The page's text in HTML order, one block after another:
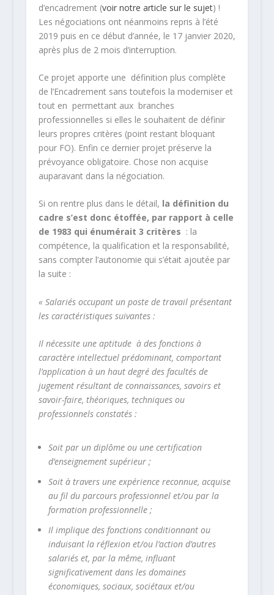
d’encadrement (voir notre article sur le sujet) !
Les négociations ont néanmoins repris à l’été
2019 puis en ce début d’année, le 17 janvier 2020,
après plus de 2 mois d’interruption.
Ce projet apporte une définition plus complète
de l’Encadrement sans toutefois la moderniser et
tout en permettant aux branches
professionnelles si elles le souhaitent de définir
leurs propres critères (point restant bloquant
pour FO). Enfin ce dernier projet préserve la
prévoyance obligatoire. Chose non acquise
auparavant dans la négociation.
Si on rentre plus dans le détail, la définition du
cadre s’est donc étoffée, par rapport à celle
de 1983 qui énumérait 3 critères : la
compétence, la qualification et la responsabilité,
sans compter l’autonomie qui s’était ajoutée par
la suite :
« Salariés occupant un poste de travail présentant
les caractéristiques suivantes :
Il nécessite une aptitude à des fonctions à
caractère intellectuel prédominant, comportant
l’application à un haut degré des facultés de
jugement résultant de connaissances, savoirs et
savoir-faire, théoriques, techniques ou
professionnels constatés :
Soit par un diplôme ou une certification
d’enseignement supérieur ;
Soit à travers une expérience reconnue, acquise
au fil du parcours professionnel et/ou par la
formation professionnelle ;
Il implique des fonctions conditionnant ou
induisant la réflexion et/ou l’action d’autres
salariés et, par la même, influant
significativement dans les domaines
économiques, sociaux, sociétaux et/ou